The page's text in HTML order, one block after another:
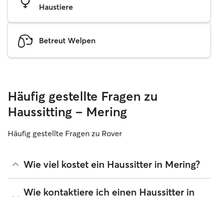
Haustiere
Betreut Welpen
Häufig gestellte Fragen zu
Haussitting – Mering
Häufig gestellte Fragen zu Rover
Wie viel kostet ein Haussitter in Mering?
Haussitter können ihre Preise bei Rover frei festlegen. Die
Wie kontaktiere ich einen Haussitter in